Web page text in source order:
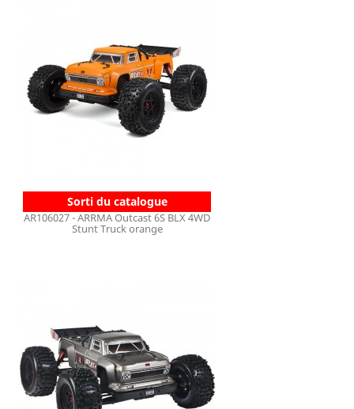
Sorti du catalogue
AR106027 - ARRMA Outcast 6S BLX 4WD
Stunt Truck orange